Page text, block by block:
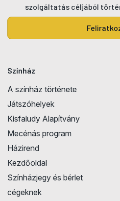
szolgáltatás céljából
Színház
A színház története
Játszóhelyek
Kisfaludy Alapítvány
Mecénás program
Házirend
Kezdőoldal
Színházjegy és bérlet
cégeknek